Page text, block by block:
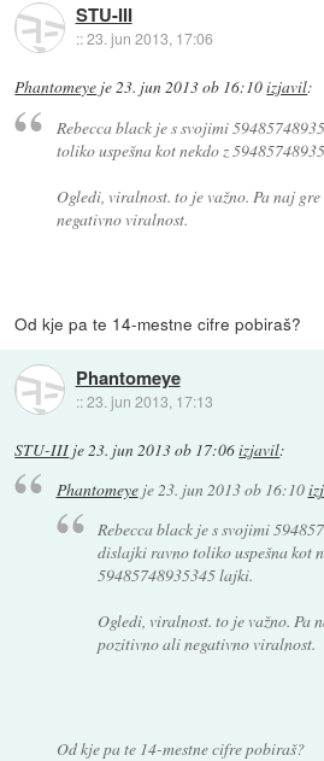
STU-III
::23. jun 2013, 17:06
Phantomeye je23. jun 2013 ob 16:10izjavil:
Rebecca black je s svojimi
toliko uspešna kot nekdo z
Ogledi, viralnost. to je važno. Pa naj
negativno viralnost.
Od kje pa te 14-mestne cifre pobiraš?
Phantomeye
::23. jun 2013, 17:13
STU-III je 23. jun 2013 ob 17:06izjavil:
Phantomeyeje23. jun 2013 ob 16:10
Rebecca black je s svojimi
dislajki ravno toliko uspešna kot
59485748935345 lajki.
Ogledi, viralnost. to je važno. Pa
pozitivno ali negativno viralnost.
Od kje pa te 14-mestne cifre pobiraš?